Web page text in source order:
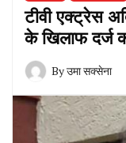
टीवी एक्ट्रेस
के खिलाफ दर्ज
Byउमा सक्सेना